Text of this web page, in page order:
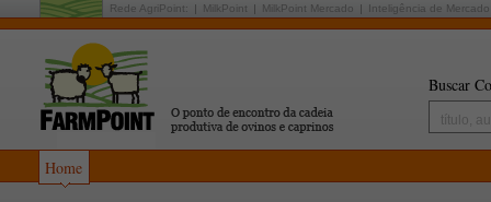
Rede AgriPoint: MilkPoint MilkPoint Mercado Inteligência de Mercado
Buscar
Home